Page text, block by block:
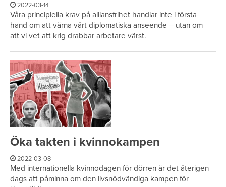
2022-03-14
Våra principiella krav på alliansfrihet handlar inte i första
hand om att värna vårt diplomatiska anseende – utan om
att vi vet att krig drabbar arbetare värst.
Öka takten i kvinnokampen
2022-03-08
Med internationella kvinnodagen för dörren är det återigen
dags att påminna om den livsnödvändiga kampen för